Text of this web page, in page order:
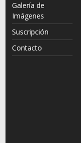
Galería de
Imágenes
Suscripción
Contacto